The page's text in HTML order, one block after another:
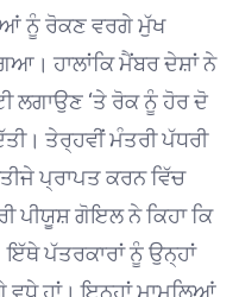
ਨੂੰ ਰੋਕਣ ਵਰਗੇ ਮੁੱਖ
ਹਾਲਾਂਕਿ ਮੈਂਬਰ ਦੇਸ਼ਾਂ ਨੇ
ਲਗਾਉਣ ‘ਤੇ ਰੋਕ ਨੂੰ ਹੋਰ ਦੋ
ਤੇਰ੍ਹਵੀਂ ਮੰਤਰੀ ਪੱਧਰੀ
ਪ੍ਰਾਪਤ ਕਰਨ ਵਿੱਚ
ਪੀਯੂਸ਼ ਗੋਇਲ ਨੇ ਕਿਹਾ ਕਿ
ਪੱਤਰਕਾਰਾਂ ਨੂੰ ਉਨ੍ਹਾਂ
ਵਧੇ ਹਾਂ। ਇਨ੍ਹਾਂ ਮਾਮਲਿਆਂ